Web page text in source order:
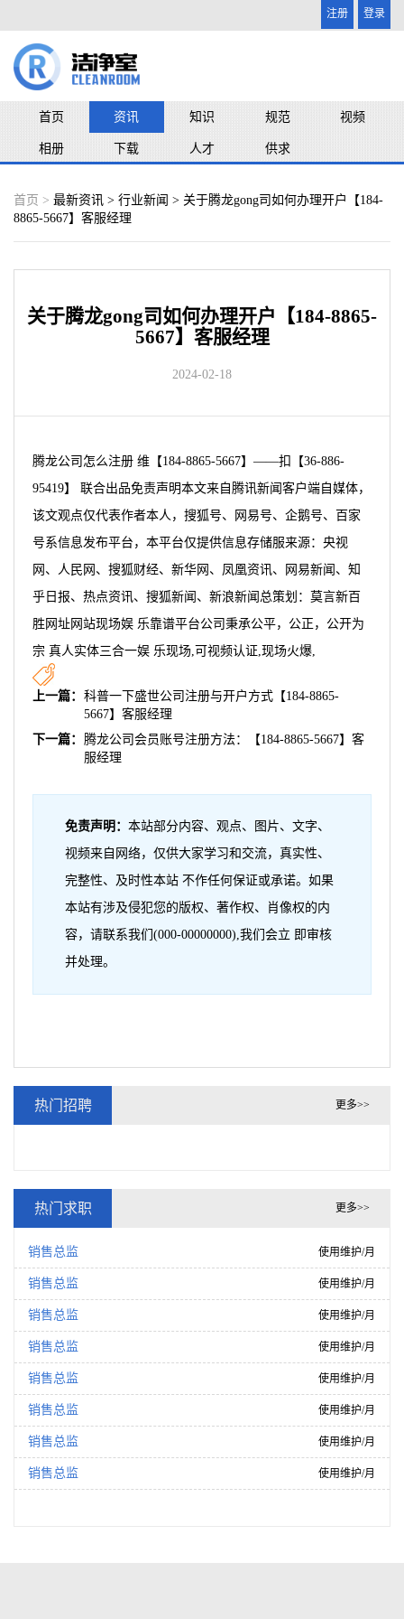
注册 登录
首页 资讯 知识 规范 视频
相册 下载 人才 供求
首页 > 最新资讯 > 行业新闻 > 关于腾龙gong司如何办理开户【184-
8865-5667】客服经理
关于腾龙gong司如何办理开户【184-8865-
5667】客服经理
2024-02-18
腾龙公司怎么注册 维【184-8865-5667】——扣【36-886-
95419】 联合出品免责声明本文来自腾讯新闻客户端自媒体，
该文观点仅代表作者本人，搜狐号、网易号、企鹅号、百家
号系信息发布平台，本平台仅提供信息存储服来源：央视
网、人民网、搜狐财经、新华网、凤凰资讯、网易新闻、知
乎日报、热点资讯、搜狐新闻、新浪新闻总策划：莫言新百
胜网址网站现场娱 乐靠谱平台公司秉承公平，公正，公开为
宗 真人实体三合一娱 乐现场,可视频认证,现场火爆,
上一篇： 科普一下盛世公司注册与开户方式【184-8865-
5667】客服经理
下一篇： 腾龙公司会员账号注册方法：【184-8865-5667】客
服经理
免责声明： 本站部分内容、观点、图片、文字、
视频来自网络，仅供大家学习和交流，真实性、
完整性、及时性本站 不作任何保证或承诺。如果
本站有涉及侵犯您的版权、著作权、肖像权的内
容，请联系我们(000-00000000),我们会立 即审核
并处理。
热门招聘 更多>>
热门求职 更多>>
销售总监 使用维护/月
销售总监 使用维护/月
销售总监 使用维护/月
销售总监 使用维护/月
销售总监 使用维护/月
销售总监 使用维护/月
销售总监 使用维护/月
销售总监 使用维护/月